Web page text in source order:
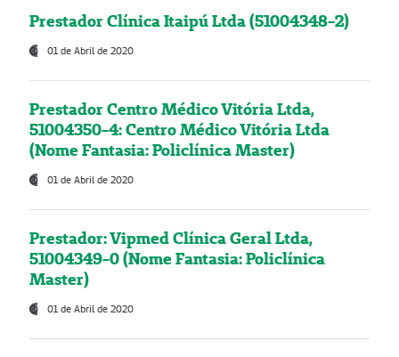
Prestador Clínica Itaipú Ltda (51004348-2)
01 de Abril de 2020
Prestador Centro Médico Vitória Ltda,
51004350-4: Centro Médico Vitória Ltda
(Nome Fantasia: Policlínica Master)
01 de Abril de 2020
Prestador: Vipmed Clínica Geral Ltda,
51004349-0 (Nome Fantasia: Policlínica
Master)
01 de Abril de 2020